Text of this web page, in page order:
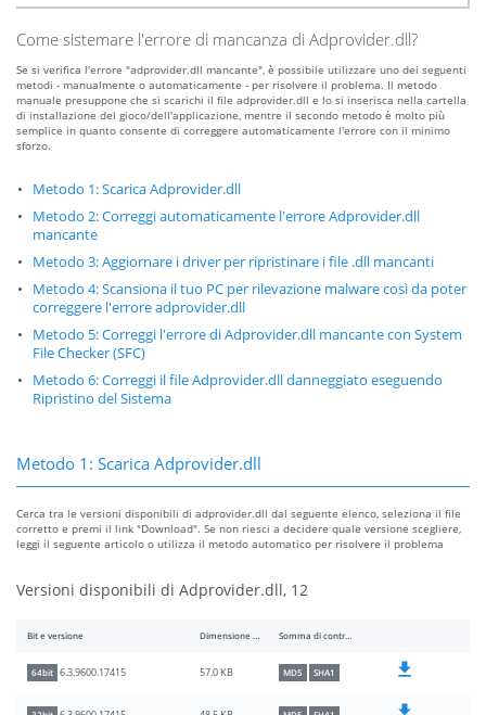
Come sistemare l'errore di mancanza di Adprovider.dll?
Se si verifica l'errore "adprovider.dll mancante", è possibile utilizzare uno dei seguenti
metodi - manualmente o automaticamente - per risolvere il problema. Il metodo
manuale presuppone che si scarichi il file adprovider.dll e lo si inserisca nella cartella
di installazione del gioco/dell'applicazione, mentre il secondo metodo è molto più
semplice in quanto consente di correggere automaticamente l'errore con il minimo
sforzo.
Metodo 1: Scarica Adprovider.dll
Metodo 2: Correggi automaticamente l'errore Adprovider.dll
mancante
Metodo 3: Aggiornare i driver per ripristinare i file .dll mancanti
Metodo 4: Scansiona il tuo PC per rilevazione malware così da poter
correggere l'errore adprovider.dll
Metodo 5: Correggi l'errore di Adprovider.dll mancante con System
File Checker (SFC)
Metodo 6: Correggi il file Adprovider.dll danneggiato eseguendo
Ripristino del Sistema
Metodo 1: Scarica Adprovider.dll
Cerca tra le versioni disponibili di adprovider.dll dal seguente elenco, seleziona il file
corretto e premi il link "Download". Se non riesci a decidere quale versione scegliere,
leggi il seguente articolo o utilizza il metodo automatico per risolvere il problema
Versioni disponibili di Adprovider.dll, 12
Bit e versione Dimensione del file Somma di controllo
64bit 6.3.9600.17415 57.0 KB MD5 SHA1